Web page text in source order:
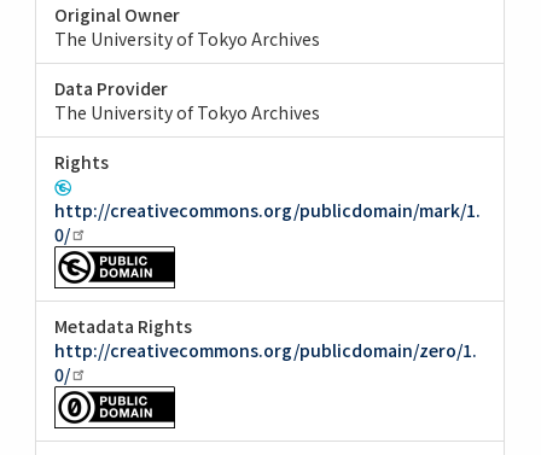
Original Owner
The University of Tokyo Archives
Data Provider
The University of Tokyo Archives
Rights
http://creativecommons.org/publicdomain/mark/1.
0/
Metadata Rights
http://creativecommons.org/publicdomain/zero/1.
0/